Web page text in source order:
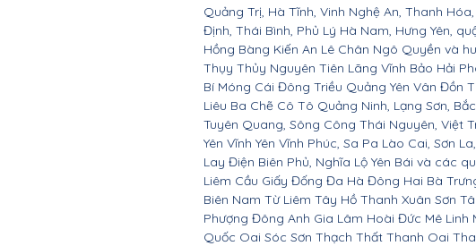
Quảng Trị, Hà Tĩnh, Vinh Nghệ An, Thanh
Định, Thái Bình, Phủ Lý Hà Nam, Hưng Yên,
Hồng Bàng Kiến An Lê Chân Ngô Quyền và
Thụy Thủy Nguyên Tiên Lãng Vĩnh Bảo Hải
Bí Móng Cái Đông Triều Quảng Yên Vân Đồn
Liêu Ba Chẽ Cô Tô Quảng Ninh, Lạng Sơn,
Tuyên Quang, Sông Công Thái Nguyên, Việt
Yên Vĩnh Yên Vĩnh Phúc, Sa Pa Lào Cai, Sơn
Lay Điện Biên Phủ, Nghĩa Lộ Yên Bái và các
Liêm Cầu Giấy Đống Đa Hà Đông Hai Bà
Biên Nam Từ Liêm Tây Hồ Thanh Xuân Sơn
Phượng Đông Anh Gia Lâm Hoài Đức Mê Linh
Quốc Oai Sóc Sơn Thạch Thất Thanh Oai